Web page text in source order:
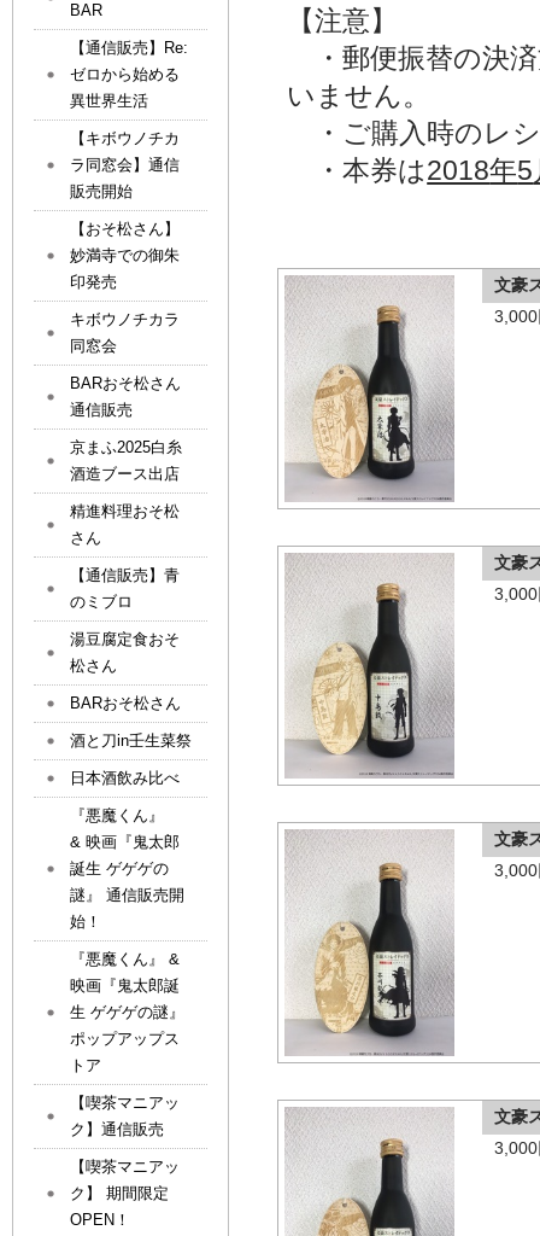
【注意】
・郵便振替の決
いません。
・ご購入時のレ
・本券は2018年5
文豪
文豪
文豪
文豪
BAR
【通信販売】Re:
ゼロから始める
異世界生活
【キボウノチカ
ラ同窓会】通信
販売開始
【おそ松さん】
妙満寺での御朱
印発売
キボウノチカラ
同窓会
BARおそ松さん
通信販売
京まふ2025白糸
酒造ブース出店
精進料理おそ松
さん
【通信販売】青
のミブロ
湯豆腐定食おそ
松さん
BARおそ松さん
酒と刀in壬生菜祭
日本酒飲み比べ
『悪魔くん』
& 映画『鬼太郎
誕生 ゲゲゲの
謎』 通信販売開
始！
『悪魔くん』 &
映画『鬼太郎誕
生 ゲゲゲの謎』
ポップアップス
トア
【喫茶マニアッ
ク】通信販売
【喫茶マニアッ
ク】 期間限定
OPEN！